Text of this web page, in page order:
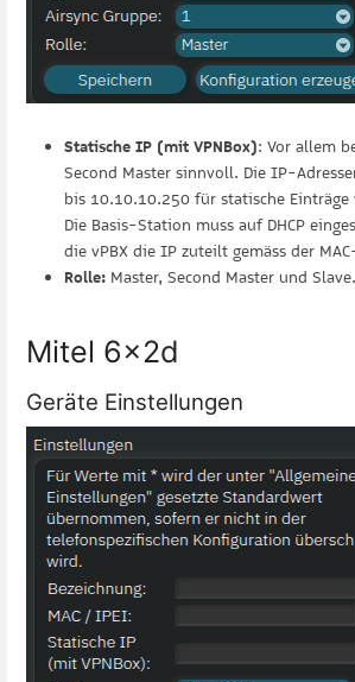
Statische IP (mit VPNBox): Vor allem
Second Master sinnvoll. Die IP-
bis 10.10.10.250 für statische Einträge
Die Basis-Station muss auf DHCP
die vPBX die IP zuteilt gemäss der
Rolle: Master, Second Master und Slave.
Mitel 6x2d
Geräte Einstellungen